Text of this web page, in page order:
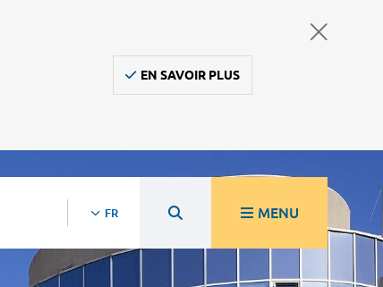
EN SAVOIR PLUS
FR MENU